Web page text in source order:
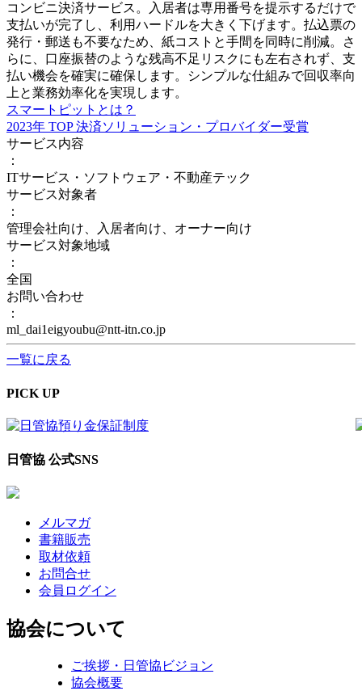
コンビニ決済サービス。入居者は専用番号を提示するだけで
支払いが完了し、利用ハードルを大きく下げます。払込票の
発行・郵送も不要なため、紙コストと手間を同時に削減。さ
らに、口座振替のような残高不足リスクにも左右されず、支
払い機会を確実に確保します。シンプルな仕組みで回収率向
上と業務効率化を実現します。
スマートピットとは？
2023年 TOP 決済ソリューション・プロバイダー受賞
サービス内容
：
ITサービス・ソフトウェア・不動産テック
サービス対象者
：
管理会社向け、入居者向け、オーナー向け
サービス対象地域
：
全国
お問い合わせ
：
ml_dai1eigyoubu@ntt-itn.co.jp
一覧に戻る
PICK UP
日管協 公式SNS
メルマガ
書籍販売
取材依頼
お問合せ
会員ログイン
協会について
ご挨拶・日管協ビジョン
協会概要